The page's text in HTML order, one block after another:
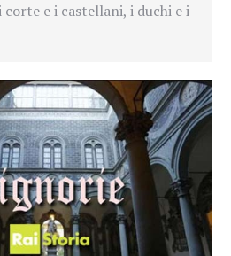
e i castellani, i duchi e i